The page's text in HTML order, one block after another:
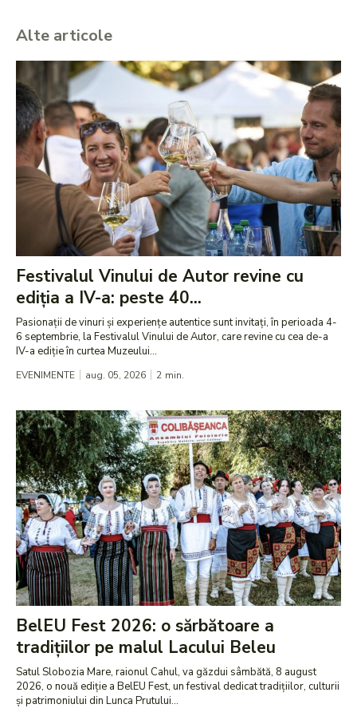
Alte articole
Festivalul Vinului de Autor revine cu
ediția a IV-a: peste 40...
Pasionații de vinuri și experiențe autentice sunt invitați, în perioada 4-
6 septembrie, la Festivalul Vinului de Autor, care revine cu cea de-a
IV-a ediție în curtea Muzeului...
EVENIMENTE aug. 05, 2026 2 min.
BelEU Fest 2026: o sărbătoare a
tradițiilor pe malul Lacului Beleu
Satul Slobozia Mare, raionul Cahul, va găzdui sâmbătă, 8 august
2026, o nouă ediție a BelEU Fest, un festival dedicat tradițiilor, culturii
și patrimoniului din Lunca Prutului...